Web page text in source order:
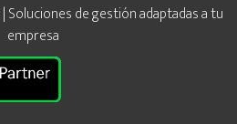
| Soluciones de gestión adaptadas a tu
empresa